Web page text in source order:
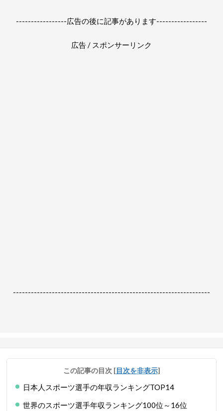
-----------------広告の後に記事があります-----------------
広告 / スポンサーリンク
------------------------------------------------------------------
この記事の目次 [目次を非表示]
日本人スポーツ選手の年収ランキングTOP14
世界のスポーツ選手年収ランキング100位～16位